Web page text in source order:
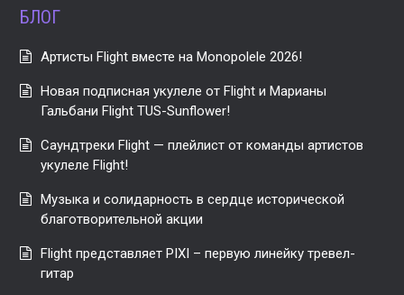
БЛОГ
Артисты Flight вместе на Monopolele 2026!
Новая подписная укулеле от Flight и Марианы
Гальбани Flight TUS-Sunflower!
Саундтреки Flight — плейлист от команды артистов
укулеле Flight!
Музыка и солидарность в сердце исторической
благотворительной акции
Flight представляет PIXI – первую линейку тревел-
гитар